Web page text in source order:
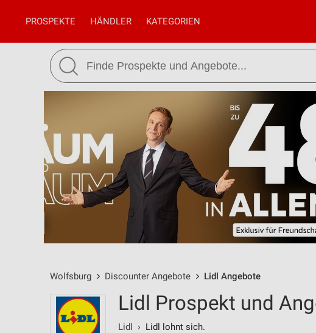
PROSPEKTE HÄNDLER KATEGORIEN
Wolfsburg Discounter Angebote Lidl Angebote
Lidl Prospekt und
Lidl › Lidl lohnt sich.